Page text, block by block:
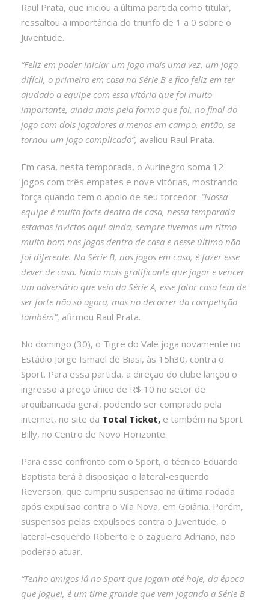
Raul Prata, que iniciou a última partida como titular,
ressaltou a importância do triunfo de 1 a 0 sobre o
Juventude.
“Feliz em poder iniciar um jogo mais uma vez, um jogo
difícil, o primeiro em casa na Série B e fico feliz em ter
ajudado a equipe com essa vitória que foi muito
importante, ainda mais pela forma que foi, no final do
jogo com dois jogadores a menos em campo, então, se
tornou um jogo complicado”, avaliou Raul Prata.
Em casa, nesta temporada, o Aurinegro soma 12
jogos com três empates e nove vitórias, mostrando
força quando tem o apoio de seu torcedor. “Nossa
equipe é muito forte dentro de casa, nessa temporada
estamos invictos aqui ainda, sempre tivemos um ritmo
muito bom nos jogos dentro de casa e nesse último não
foi diferente. Na Série B, nos jogos em casa, é fazer esse
dever de casa. Nada mais gratificante que jogar e vencer
um adversário que veio da Série A, esse fator casa tem de
ser forte não só agora, mas no decorrer da competição
também”, afirmou Raul Prata.
No domingo (30), o Tigre do Vale joga novamente no
Estádio Jorge Ismael de Biasi, às 15h30, contra o
Sport. Para essa partida, a direção do clube lançou o
ingresso a preço único de R$ 10 no setor de
arquibancada geral, podendo ser comprado pela
internet, no site da Total Ticket, e também na Sport
Billy, no Centro de Novo Horizonte.
Para esse confronto com o Sport, o técnico Eduardo
Baptista terá à disposição o lateral-esquerdo
Reverson, que cumpriu suspensão na última rodada
após expulsão contra o Vila Nova, em Goiânia. Porém,
suspensos pelas expulsões contra o Juventude, o
lateral-esquerdo Roberto e o zagueiro Adriano, não
poderão atuar.
“Tenho amigos lá no Sport que jogam até hoje, da época
que joguei, é um time grande que vem jogando a Série B